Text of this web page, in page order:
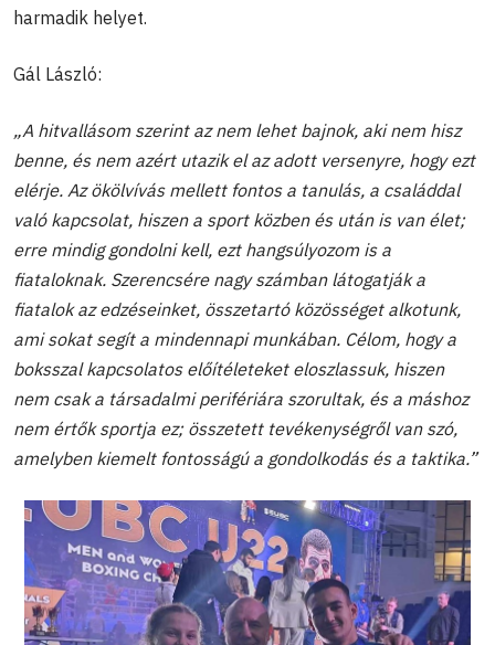
harmadik helyet.
Gál László:
„A hitvallásom szerint az nem lehet bajnok, aki nem hisz
benne, és nem azért utazik el az adott versenyre, hogy ezt
elérje. Az ökölvívás mellett fontos a tanulás, a családdal
való kapcsolat, hiszen a sport közben és után is van élet;
erre mindig gondolni kell, ezt hangsúlyozom is a
fiataloknak. Szerencsére nagy számban látogatják a
fiatalok az edzéseinket, összetartó közösséget alkotunk,
ami sokat segít a mindennapi munkában. Célom, hogy a
boksszal kapcsolatos előítéleteket eloszlassuk, hiszen
nem csak a társadalmi perifériára szorultak, és a máshoz
nem értők sportja ez; összetett tevékenységről van szó,
amelyben kiemelt fontosságú a gondolkodás és a taktika.”